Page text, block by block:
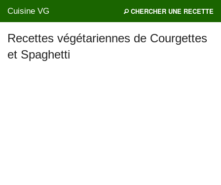
Cuisine VG CHERCHER UNE RECETTE
Mes blogs préférés
Recettes végétariennes de Courgettes
et Spaghetti